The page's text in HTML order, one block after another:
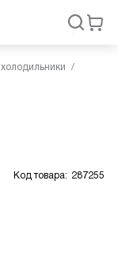
Код товара: 287255